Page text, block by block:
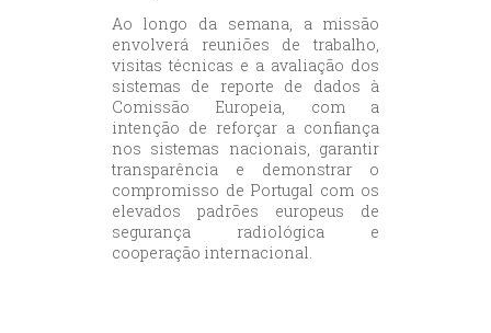
Ao longo da semana, a missão
envolverá reuniões de trabalho,
visitas técnicas e a avaliação dos
sistemas de reporte de dados à
Comissão Europeia, com a
intenção de reforçar a confiança
nos sistemas nacionais, garantir
transparência e demonstrar o
compromisso de Portugal com os
elevados padrões europeus de
segurança radiológica e
cooperação internacional.